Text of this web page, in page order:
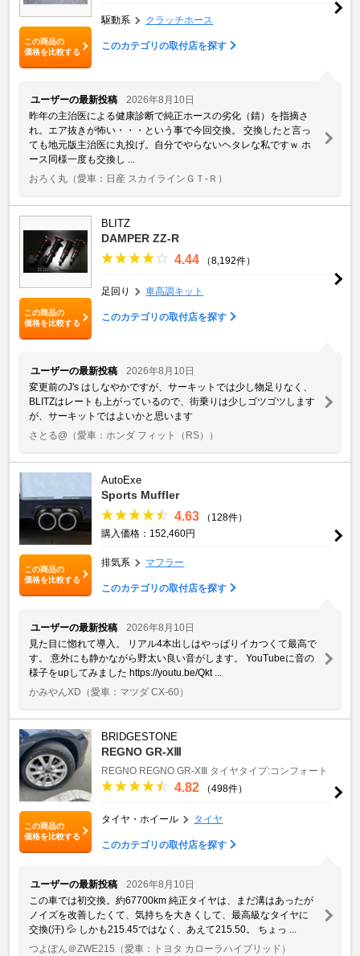
この商品の
価格を比較する
駆動系 クラッチホース
このカテゴリの取付店を探す
ユーザーの最新投稿
2026年8月10日
昨年の主治医による健康診断で純正ホースの劣化（錆）を指摘さ
れ。エア抜きが怖い・・・という事で今回交換。 交換したと言っ
ても地元版主治医に丸投げ。自分でやらないヘタレな私ですｗ ホ
ース同様一度も交換し ...
おろく丸 （愛車：日産 スカイラインＧＴ‐Ｒ）
この商品の
価格を比較する
BLITZ
DAMPER ZZ-R
4.44 （8,192件）
足回り 車高調キット
このカテゴリの取付店を探す
ユーザーの最新投稿
2026年8月10日
変更前のJ's はしなやかですが、サーキットでは少し物足りなく、
BLITZはレートも上がっているので、街乗りは少しゴツゴツします
が、サーキットではよいかと思います
さとる@ （愛車：ホンダ フィット（RS））
この商品の
価格を比較する
AutoExe
Sports Muffler
4.63
（128件）
購入価格：152,460円
排気系 マフラー
このカテゴリの取付店を探す
ユーザーの最新投稿
2026年8月10日
見た目に惚れて導入。 リアル4本出しはやっぱりイカつくて最高で
す。 意外にも静かながら野太い良い音がします。 YouTubeに音の
様子をupしてみました https://youtu.be/Qkt ...
かみやんXD （愛車：マツダ CX-60）
この商品の
価格を比較する
BRIDGESTONE
REGNO GR-XⅢ
REGNO REGNO GR-XⅢ タイヤタイプ:コンフォート
4.82 （498件）
タイヤ・ホイール タイヤ
このカテゴリの取付店を探す
ユーザーの最新投稿
2026年8月10日
この車では初交換。約67700km 純正タイヤは、まだ溝はあったが
ノイズを改善したくて、気持ちを大きくして、最高級なタイヤに
交換(汗) 💦 しかも215.45ではなく、あえて215.50。 ちょっ ...
つよぽん＠ZWE215 （愛車：トヨタ カローラハイブリッド）